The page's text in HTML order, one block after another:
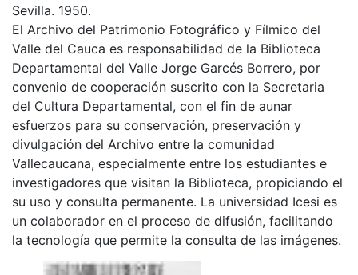
Sevilla. 1950.
El Archivo del Patrimonio Fotográfico y Fílmico del
Valle del Cauca es responsabilidad de la Biblioteca
Departamental del Valle Jorge Garcés Borrero, por
convenio de cooperación suscrito con la Secretaria
del Cultura Departamental, con el fin de aunar
esfuerzos para su conservación, preservación y
divulgación del Archivo entre la comunidad
Vallecaucana, especialmente entre los estudiantes e
investigadores que visitan la Biblioteca, propiciando el
su uso y consulta permanente. La universidad Icesi es
un colaborador en el proceso de difusión, facilitando
la tecnología que permite la consulta de las imágenes.